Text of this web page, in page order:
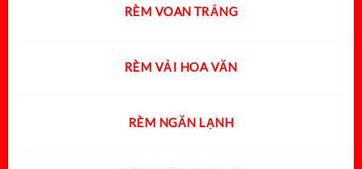
RÈM VOAN TRẮNG
RÈM VẢI HOA VĂN
RÈM NGĂN LẠNH